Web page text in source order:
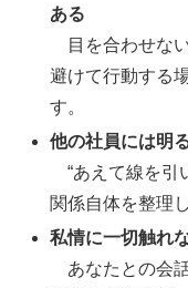
ある
目を合わせな
避けて行動する
す。
他の社員には明
“あえて線を引
関係自体を整理
私情に一切触れ
あなたとの会